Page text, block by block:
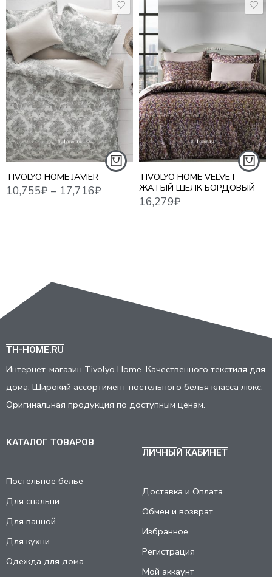
TIVOLYO HOME JAVIER
10,755₽–17,716₽
1,5 СПАЛЬНЫЙ
ЕВРО СТАНДАРТ
ЕВРО MAXI
СЕМЕЙНЫЙ
TIVOLYO HOME VELVET
ЖАТЫЙ ШЕЛК БОРДОВЫЙ
16,279₽
TH-HOME.RU
Интернет-магазин Tivolyo Home. Качественного текстиля для
дома. Широкий ассортимент постельного белья класса люкс.
Оригинальная продукция по доступным ценам.
КАТАЛОГ ТОВАРОВ
Постельное белье
Для спальни
Для ванной
Для кухни
Одежда для дома
ЛИЧНЫЙ КАБИНЕТ
Доставка и Оплата
Обмен и возврат
Избранное
Регистрация
Мой аккаунт